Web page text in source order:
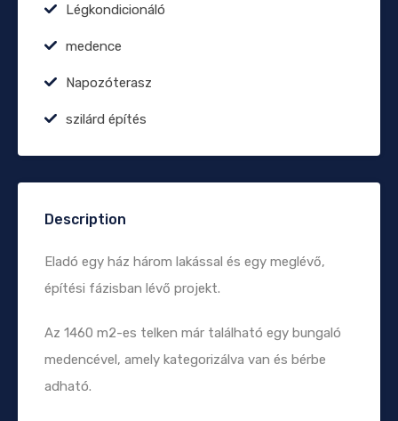
Légkondicionáló
medence
Napozóterasz
szilárd építés
Description
Eladó egy ház három lakással és egy meglévő,
építési fázisban lévő projekt.
Az 1460 m2-es telken már található egy bungaló
medencével, amely kategorizálva van és bérbe
adható.